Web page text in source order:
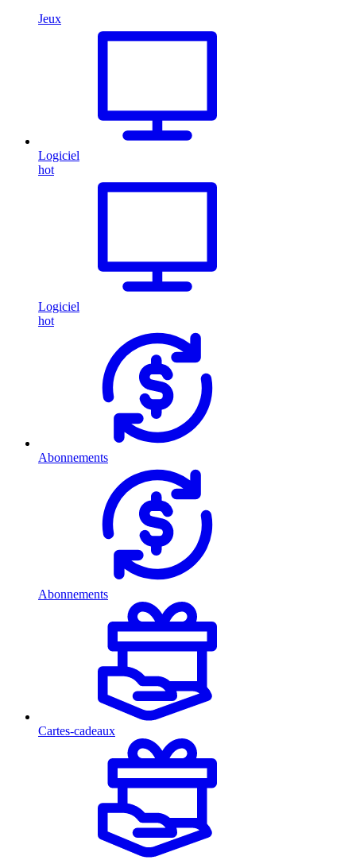
Jeux
Logiciel
hot
Logiciel
hot
Abonnements
Abonnements
Cartes-cadeaux